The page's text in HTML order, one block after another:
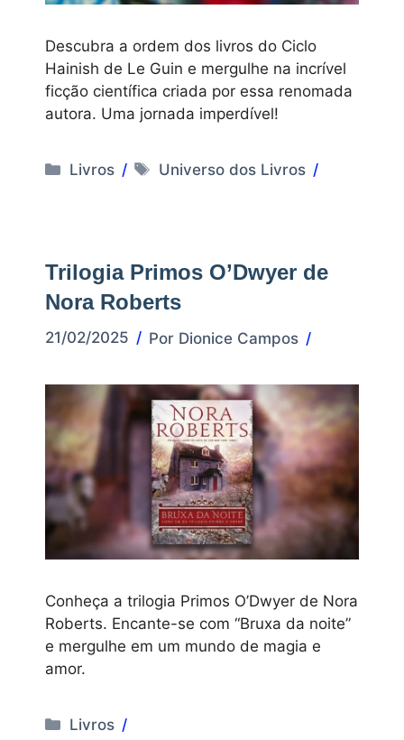
Descubra a ordem dos livros do Ciclo
Hainish de Le Guin e mergulhe na incrível
ficção científica criada por essa renomada
autora. Uma jornada imperdível!
Categorias
Livros Tags
Universo dos Livros
Trilogia Primos O’Dwyer de
Nora Roberts
21/02/2025 Por Dionice Campos
Conheça a trilogia Primos O’Dwyer de Nora
Roberts. Encante-se com “Bruxa da noite”
e mergulhe em um mundo de magia e
amor.
Categorias
Livros